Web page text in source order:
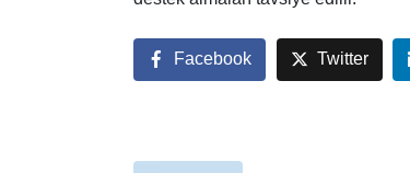
Facebook Twitter